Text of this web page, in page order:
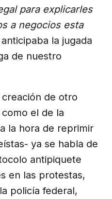
para explicarles
a negocios esta
anticipaba la jugada
de nuestro
de otro
el de la
la hora de reprimir
ya se habla de
antipiquete
en las protestas,
policía federal,